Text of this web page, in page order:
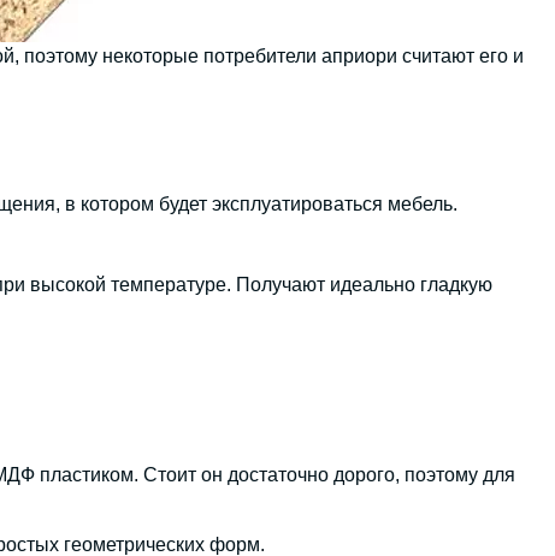
некоторые потребители априори считают его и
в котором будет эксплуатироваться мебель.
высокой температуре. Получают идеально гладкую
пластиком. Стоит он достаточно дорого, поэтому для
геометрических форм.